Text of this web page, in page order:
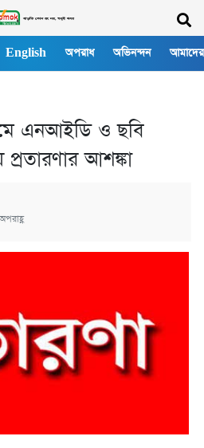
English অপরাধ অভিনন্দন
এনআইডি ও ছবি
প্রতারণার আশঙ্কা